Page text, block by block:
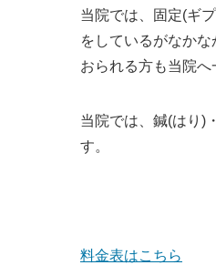
当院では、固定(ギ
をしているがなか
おられる方も当院へ
当院では、鍼(はり)
す。
料金表はこちら